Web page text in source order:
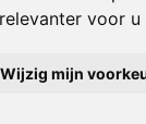
voor u
Wijzig mijn
wattripont